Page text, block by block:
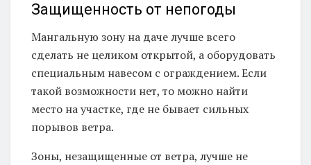
Защищенность от непогоды
Мангальную зону на даче лучше всего
сделать не целиком открытой, а оборудовать
специальным навесом с ограждением. Если
такой возможности нет, то можно найти
место на участке, где не бывает сильных
порывов ветра.
Зоны, незащищенные от ветра, лучше не